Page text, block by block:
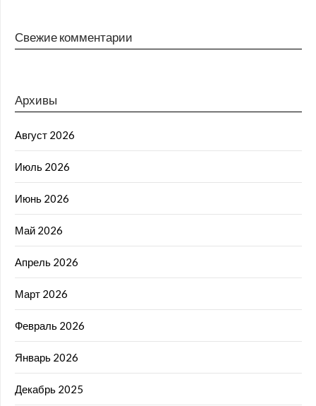
Свежие комментарии
Архивы
Август 2026
Июль 2026
Июнь 2026
Май 2026
Апрель 2026
Март 2026
Февраль 2026
Январь 2026
Декабрь 2025